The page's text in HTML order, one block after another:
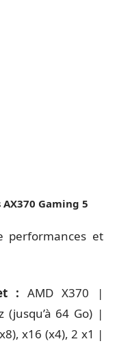
Gaming 5
performances et
: AMD X370 |
(jusqu’à 64 Go) |
x16 (x4), 2 x1 |